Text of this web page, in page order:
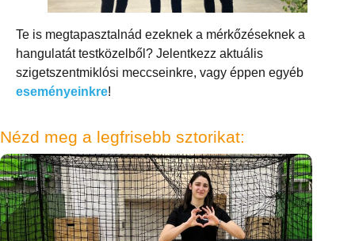
Te is megtapasztalnád ezeknek a mérkőzéseknek a
hangulatát testközelből? Jelentkezz aktuális
szigetszentmiklósi meccseinkre, vagy éppen egyéb
eseményeinkre!
Nézd meg a legfrisebb sztorikat: